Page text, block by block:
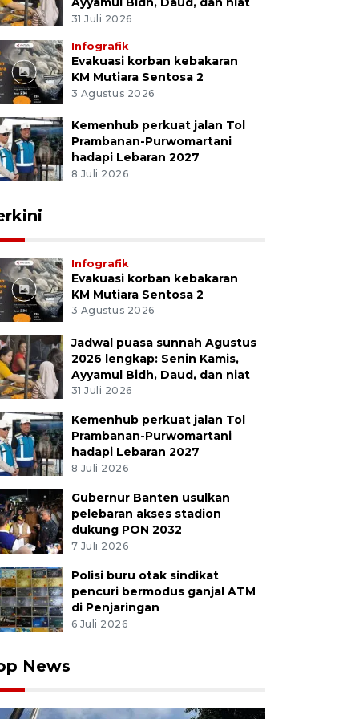
tunggal putri Indonesia Putri Kusuma
pebulutangkis India Pusarla V. Sindhu pada laga
Fenghuang Gymnasium, Xiamen, China, Selasa (29/
tiket ke perempatfinal setelah menundukkan
Xinhua/Wang Kaiyan/rwa.
31 Juli 2026
Infografik
Evakuasi korban kebakaran
KM Mutiara Sentosa 2
3 Agustus 2026
Kemenhub perkuat jalan Tol
Prambanan-Purwomartani
hadapi Lebaran 2027
8 Juli 2026
Infografik
Evakuasi korban kebakaran
KM Mutiara Sentosa 2
3 Agustus 2026
Jadwal puasa sunnah Agustus
2026 lengkap: Senin Kamis,
Ayyamul Bidh, Daud, dan niat
31 Juli 2026
Kemenhub perkuat jalan Tol
Prambanan-Purwomartani
hadapi Lebaran 2027
8 Juli 2026
Gubernur Banten usulkan
pelebaran akses stadion
dukung PON 2032
7 Juli 2026
Polisi buru otak sindikat
pencuri bermodus ganjal ATM
di Penjaringan
6 Juli 2026
News